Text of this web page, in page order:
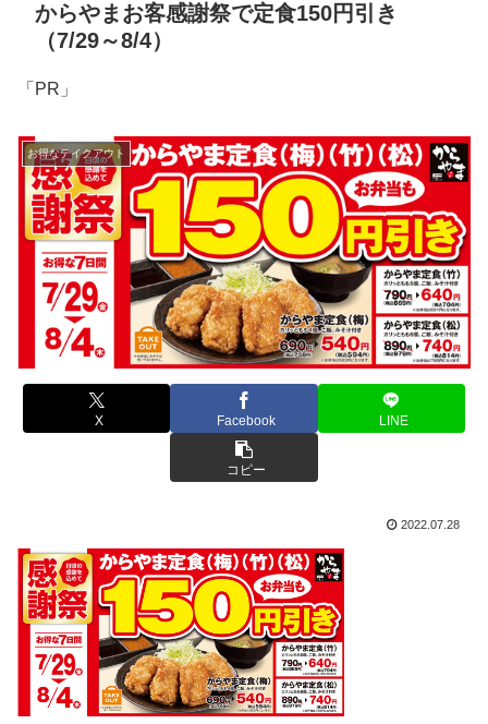
からやまお客感謝祭で定食150円引き
（7/29～8/4）
「PR」
お得なテイクアウト
X Facebook LINE
コピー
2022.07.28